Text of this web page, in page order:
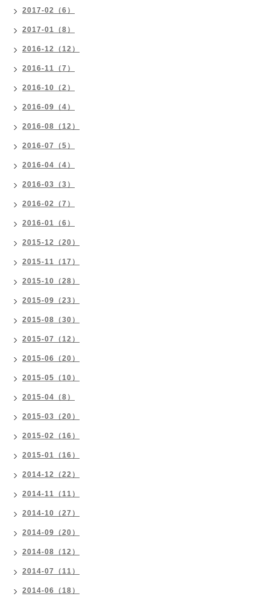
2017-02（6）
2017-01（8）
2016-12（12）
2016-11（7）
2016-10（2）
2016-09（4）
2016-08（12）
2016-07（5）
2016-04（4）
2016-03（3）
2016-02（7）
2016-01（6）
2015-12（20）
2015-11（17）
2015-10（28）
2015-09（23）
2015-08（30）
2015-07（12）
2015-06（20）
2015-05（10）
2015-04（8）
2015-03（20）
2015-02（16）
2015-01（16）
2014-12（22）
2014-11（11）
2014-10（27）
2014-09（20）
2014-08（12）
2014-07（11）
2014-06（18）